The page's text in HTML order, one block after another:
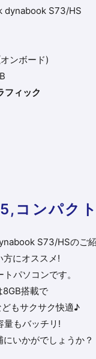
dynabook S73/HS
ンボード)
フィック
コンパク
S73/HSのご
方にオススメ!
パソコンです。
8GB搭載で
もサクサク快適♪
量もバッチリ!
いかがでしょうか？